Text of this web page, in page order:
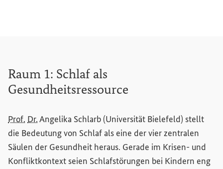
Raum 1: Schlaf als
Gesundheitsressource
Prof. Dr.Angelika Schlarb (Universität Bielefeld) stellt
die Bedeutung von Schlaf als eine der vier zentralen
Säulen der Gesundheit heraus. Gerade im Krisen- und
Konfliktkontext seien Schlafstörungen bei Kindern eng